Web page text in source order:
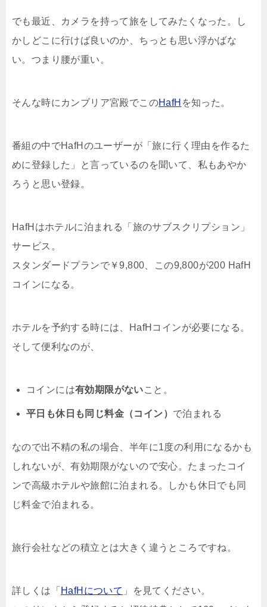
でも最近、カメラを持って旅をしてみたくなった。し
かしどこに行けば良いのか、ちっとも思い浮かばな
い。つまり腰が重い。
そんな時にカンブリア宮殿でこのHafH を知った。
番組の中でHafHのユーザーが「旅に行く理由を作るた
めに登録した」と言っているのを聞いて、私もあやか
ろうと思い登録。
HafHはホテルに泊まれる「旅のサブスクリプション」
サービス。
スタンダードプランで￥9,800、この9,800が200 HafH
コインになる。
ホテルを予約する時には、HafHコインが必要になる。
そして便利なのが、
コインには有効期限がないこと。
平日も休日も同じ料金（コイン） で泊まれる
なので出不精の私の場合、半年に1度の利用になるかも
しれないが、有効期限がないので安心。たまったコイ
ンで高級ホテルや旅館に泊まれる。しかも休日でも同
じ料金で泊まれる。
旅行会社などの積立とは大きく違うところですね。
詳しくは「 HafHについて 」を見てください。